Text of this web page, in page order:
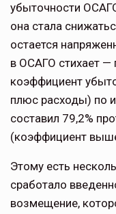
убыточности
она стала
остается
в ОСАГО стихает
коэффициент
плюс расходы) по
составил 79,2%
(коэффициент
Этому есть
сработало
возмещение,